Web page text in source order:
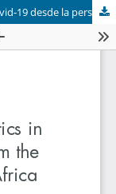
Repensar la política global en tiempos de Covid-19 desde la perspectiva de África Occidental